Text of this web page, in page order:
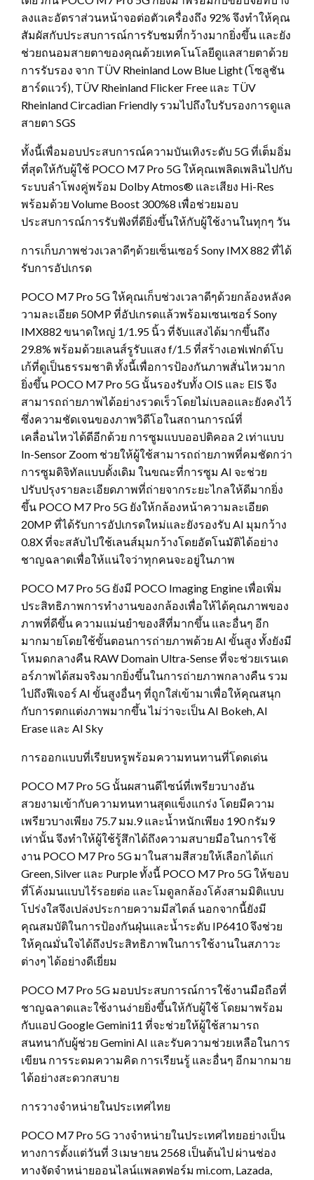
ลงและอัตราส่วนหน้าจอต่อตัวเครื่องถึง 92% จึงทำให้คุณ
สัมผัสกับประสบการณ์การรับชมที่กว้างมากยิ่งขึ้น และยัง
ช่วยถนอมสายตาของคุณด้วยเทคโนโลยีดูแลสายตาด้วย
การรับรอง จาก TÜV Rheinland Low Blue Light (โซลูชัน
ฮาร์ดแวร์), TÜV Rheinland Flicker Free และ TÜV
Rheinland Circadian Friendly รวมไปถึงใบรับรองการดูแล
สายตา SGS
ทั้งนี้เพื่อมอบประสบการณ์ความบันเทิงระดับ 5G ที่เต็มอิ่ม
ที่สุดให้กับผู้ใช้ POCO M7 Pro 5G ให้คุณเพลิดเพลินไปกับ
ระบบลำโพงคู่พร้อม Dolby Atmos® และเสียง Hi-Res
พร้อมด้วย Volume Boost 300%8 เพื่อช่วยมอบ
ประสบการณ์การรับฟังที่ดียิ่งขึ้นให้กับผู้ใช้งานในทุกๆ วัน
การเก็บภาพช่วงเวลาดีๆด้วยเซ็นเซอร์ Sony IMX 882 ที่ได้
รับการอัปเกรด
POCO M7 Pro 5G ให้คุณเก็บช่วงเวลาดีๆด้วยกล้องหลังค
วามละเอียด 50MP ที่อัปเกรดแล้วพร้อมเซนเซอร์ Sony
IMX882 ขนาดใหญ่ 1/1.95 นิ้ว ที่จับแสงได้มากขึ้นถึง
29.8% พร้อมด้วยเลนส์รูรับแสง f/1.5 ที่สร้างเอฟเฟกต์โบ
เก้ที่ดูเป็นธรรมชาติ ทั้งนี้เพื่อการป้องกันภาพสั่นไหวมาก
ยิ่งขึ้น POCO M7 Pro 5G นั้นรองรับทั้ง OIS และ EIS จึง
สามารถถ่ายภาพได้อย่างรวดเร็วโดยไม่เบลอและยังคงไว้
ซึ่งความชัดเจนของภาพวิดีโอในสถานการณ์ที่
เคลื่อนไหวได้ดีอีกด้วย การซูมแบบออปติคอล 2 เท่าแบบ
In-Sensor Zoom ช่วยให้ผู้ใช้สามารถถ่ายภาพที่คมชัดกว่า
การซูมดิจิทัลแบบดั้งเดิม ในขณะที่การซูม AI จะช่วย
ปรับปรุงรายละเอียดภาพที่ถ่ายจากระยะไกลให้ดีมากยิ่ง
ขึ้น POCO M7 Pro 5G ยังให้กล้องหน้าความละเอียด
20MP ที่ได้รับการอัปเกรดใหม่และยังรองรับ AI มุมกว้าง
0.8X ที่จะสลับไปใช้เลนส์มุมกว้างโดยอัตโนมัติได้อย่าง
ชาญฉลาดเพื่อให้แน่ใจว่าทุกคนจะอยู่ในภาพ
POCO M7 Pro 5G ยังมี POCO Imaging Engine เพื่อเพิ่ม
ประสิทธิภาพการทำงานของกล้องเพื่อให้ได้คุณภาพของ
ภาพที่ดีขึ้น ความแม่นยำของสีที่มากขึ้น และอื่นๆ อีก
มากมายโดยใช้ขั้นตอนการถ่ายภาพด้วย AI ขั้นสูง ทั้งยังมี
โหมดกลางคืน RAW Domain Ultra-Sense ที่จะช่วยเรนเด
อร์ภาพได้สมจริงมากยิ่งขึ้นในการถ่ายภาพกลางคืน รวม
ไปถึงฟีเจอร์ AI ขั้นสูงอื่นๆ ที่ถูกใส่เข้ามาเพื่อให้คุณสนุก
กับการตกแต่งภาพมากขึ้น ไม่ว่าจะเป็น AI Bokeh, AI
Erase และ AI Sky
การออกแบบที่เรียบหรูพร้อมความทนทานที่โดดเด่น
POCO M7 Pro 5G นั้นผสานดีไซน์ที่เพรียวบางอัน
สวยงามเข้ากับความทนทานสุดแข็งแกร่ง โดยมีความ
เพรียวบางเพียง 75.7 มม.9 และน้ำหนักเพียง 190 กรัม9
เท่านั้น จึงทำให้ผู้ใช้รู้สึกได้ถึงความสบายมือในการใช้
งาน POCO M7 Pro 5G มาในสามสีสวยให้เลือกได้แก่
Green, Silver และ Purple ทั้งนี้ POCO M7 Pro 5G ให้ขอบ
ที่โค้งมนแบบไร้รอยต่อ และโมดูลกล้องโค้งสามมิติแบบ
โปร่งใสจึงเปล่งประกายความมีสไตล์ นอกจากนี้ยังมี
คุณสมบัติในการป้องกันฝุ่นและน้ำระดับ IP6410 จึงช่วย
ให้คุณมั่นใจได้ถึงประสิทธิภาพในการใช้งานในสภาวะ
ต่างๆ ได้อย่างดีเยี่ยม
POCO M7 Pro 5G มอบประสบการณ์การใช้งานมือถือที่
ชาญฉลาดและใช้งานง่ายยิ่งขึ้นให้กับผู้ใช้ โดยมาพร้อม
กับแอป Google Gemini11 ที่จะช่วยให้ผู้ใช้สามารถ
สนทนากับผู้ช่วย Gemini AI และรับความช่วยเหลือในการ
เขียน การระดมความคิด การเรียนรู้ และอื่นๆ อีกมากมาย
ได้อย่างสะดวกสบาย
การวางจำหน่ายในประเทศไทย
POCO M7 Pro 5G วางจำหน่ายในประเทศไทยอย่างเป็น
ทางการตั้งแต่วันที่ 3 เมษายน 2568 เป็นต้นไป ผ่านช่อง
ทางจัดจำหน่ายออนไลน์แพลตฟอร์ม mi.com, Lazada,